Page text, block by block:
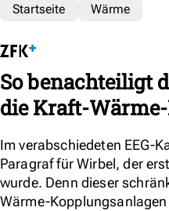
Startseite Wärme
So benachteiligt
die Kraft-
Im verabschiedeten EEG-
Paragraf für Wirbel, der
wurde. Denn dieser
Wärme-Kopplungsanlagen